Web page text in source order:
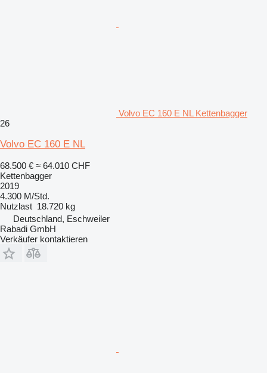
Volvo EC 160 E NL Kettenbagger
26
Volvo EC 160 E NL
68.500 € ≈ 64.010 CHF
Kettenbagger
2019
4.300 M/Std.
Nutzlast 18.720 kg
Deutschland, Eschweiler
Rabadi GmbH
Verkäufer kontaktieren